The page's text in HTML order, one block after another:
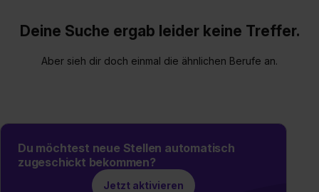
Deine Suche ergab leider keine Treffer.
Aber sieh dir doch einmal die ähnlichen Berufe an.
Du möchtest neue Stellen automatisch
zugeschickt bekommen?
Jetzt aktivieren